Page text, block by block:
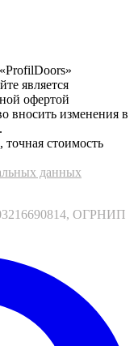
является
офертой
вносить изменения в
точная стоимость
данных
ОГРНИП